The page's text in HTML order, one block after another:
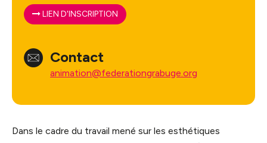
LIEN D'INSCRIPTION
Contact
animation@federationgrabuge.org
Dans le cadre du travail mené sur les esthétiques